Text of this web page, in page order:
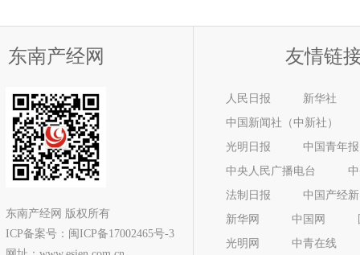
东南产经网
东南产经网 版权所有
ICP备案号： 闽ICP备17002465号-3
友情链
人民日报
新华社
中国新闻社（中新社）
光明日报
中国青年报
中央人民广播电台
法制日报
中国产经
新华网
中国网
光明网
中青在线